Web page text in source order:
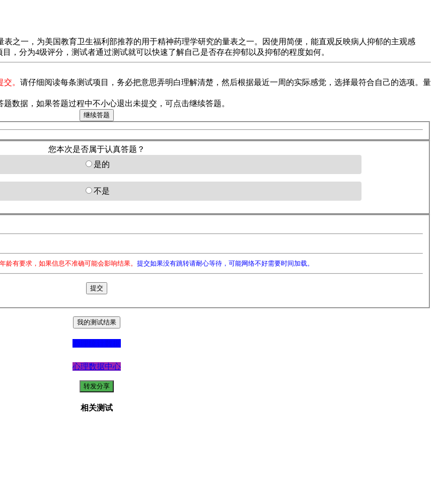
之一，为美国教育卫生福利部推荐的用于精神药理学研究的量表之一。因使用简便，能直观反映病人抑郁的主观感
，分为4级评分，测试者通过测试就可以快速了解自己是否存在抑郁以及抑郁的程度如何。
。 请仔细阅读每条测试项目，务必把意思弄明白理解清楚，然后根据最近一周的实际感觉，选择最符合自己的选项。量
题数据，如果答题过程中不小心退出未提交，可点击继续答题。
您本次是否属于认真答题？
是的
不是
龄有要求，如果信息不准确可能会影响结果。 提交如果没有跳转请耐心等待，可能网络不好需要时间加载。
心理数据中心
相关测试